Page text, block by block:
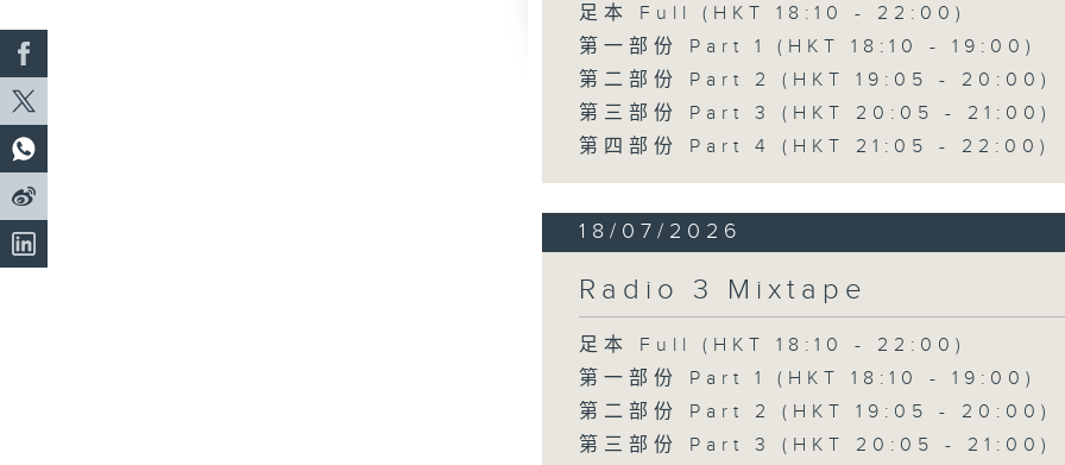
足本 Full (HKT 18:10 - 22:00)
第一部份 Part 1 (HKT 18:10 - 19:00)
第二部份 Part 2 (HKT 19:05 - 20:00)
第三部份 Part 3 (HKT 20:05 - 21:00)
第四部份 Part 4 (HKT 21:05 - 22:00)
18/07/2026
Radio 3 Mixtape
足本 Full (HKT 18:10 - 22:00)
第一部份 Part 1 (HKT 18:10 - 19:00)
第二部份 Part 2 (HKT 19:05 - 20:00)
第三部份 Part 3 (HKT 20:05 - 21:00)